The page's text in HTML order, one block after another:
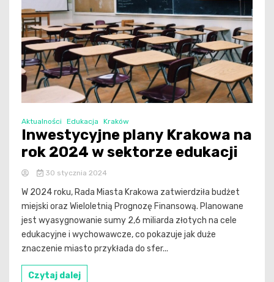
Aktualności Edukacja Kraków
Inwestycyjne plany Krakowa na
rok 2024 w sektorze edukacji
30 stycznia 2024
W 2024 roku, Rada Miasta Krakowa zatwierdziła budżet
miejski oraz Wieloletnią Prognozę Finansową. Planowane
jest wyasygnowanie sumy 2,6 miliarda złotych na cele
edukacyjne i wychowawcze, co pokazuje jak duże
znaczenie miasto przykłada do sfer...
Czytaj dalej